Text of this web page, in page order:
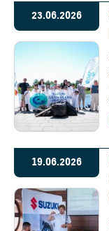
23.06.2026
19.06.2026